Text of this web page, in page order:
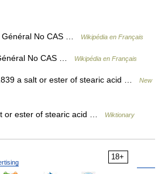
No CAS … Wikipédia en Français
No CAS … Wikipédia en Français
a salt or ester of stearic acid …
New
or ester of stearic acid … Wiktionary
18+